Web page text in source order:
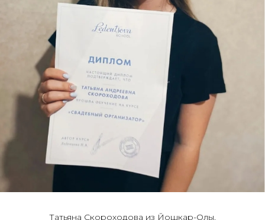
Татьяна Скороходова из Йошкар-Олы,